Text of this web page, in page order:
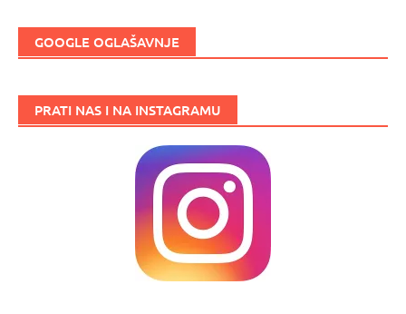
GOOGLE OGLAŠAVNJE
PRATI NAS I NA INSTAGRAMU